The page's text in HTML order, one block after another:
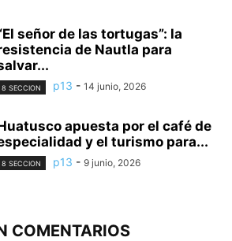
señor de las tortugas”: la
de Nautla para
8 SECCION p13 - 14 junio, 2026
apuesta por el café de
y el turismo para...
8 SECCION p13 - 9 junio, 2026
COMENTARIOS